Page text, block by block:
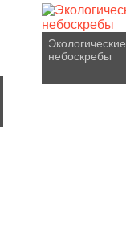
Экологические
небоскребы